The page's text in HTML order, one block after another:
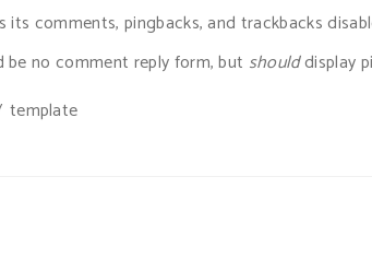
its comments, pingbacks, and trackbacks
be no comment reply form, but shoulddisplay
template